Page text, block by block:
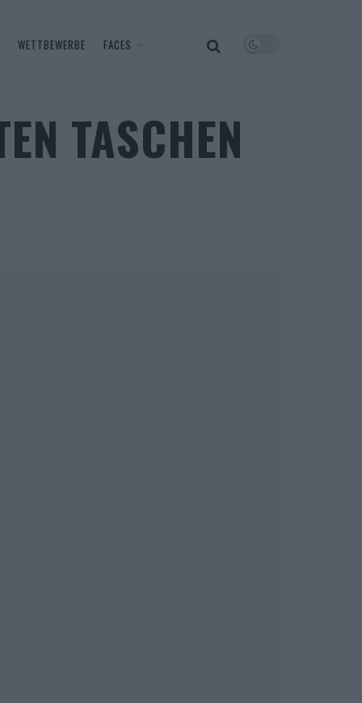
WETTBEWERBE FACES
TASCHEN